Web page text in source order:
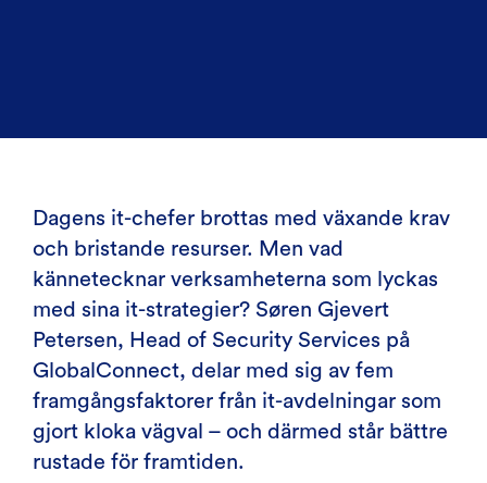
Dagens it-chefer brottas med växande krav
och bristande resurser. Men vad
kännetecknar verksamheterna som lyckas
med sina it-strategier? Søren Gjevert
Petersen, Head of Security Services på
GlobalConnect, delar med sig av fem
framgångsfaktorer från it-avdelningar som
gjort kloka vägval – och därmed står bättre
rustade för framtiden.